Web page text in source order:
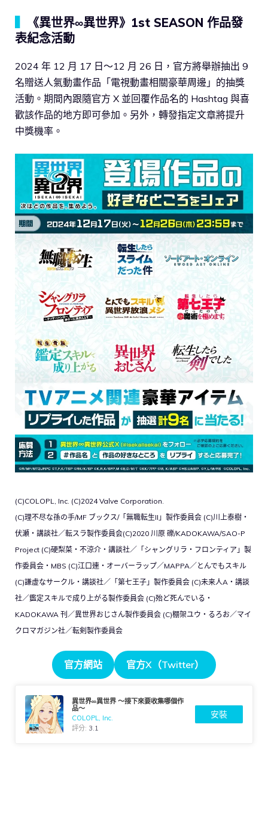
《異世界∞異世界》1st SEASON 作品發
表紀念活動
2024 年 12 月 17 日～12 月 26 日，官方將舉辦抽出 9
名贈送人氣動畫作品「電視動畫相關豪華周邊」的抽獎
活動。期間內跟隨官方 X 並回覆作品名的 Hashtag 與喜
歡該作品的地方即可參加。另外，轉發指定文章將提升
中獎機率。
(C)COLOPL, Inc. (C)2024 Valve Corporation.
(C)理不尽な孫の手/MF ブックス/「無職転生II」製作委員会 (C)川上泰樹・
伏瀬・講談社／転スラ製作委員会(C)2020 川原 礫/KADOKAWA/SAO-P
Project (C)硬梨菜・不涼介・講談社／「シャングリラ・フロンティア」製
作委員会・MBS (C)江口連・オーバーラップ／MAPPA／とんでもスキル
(C)謙虚なサークル・講談社／「第七王子」製作委員会 (C)未来人A・講談
社／鑑定スキルで成り上がる製作委員会 (C)殆ど死んでいる・
KADOKAWA 刊／異世界おじさん製作委員会 (C)棚架ユウ・るろお／マイ
クロマガジン社／転剣製作委員会
官方網站 官方X（Twitter）
異世界∞異世界 ～接下來要收集哪個作
品～
COLOPL, Inc.
評分: 3.1
安裝